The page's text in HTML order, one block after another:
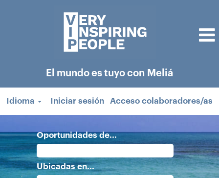
El mundo es tuyo con Meliá
Idioma Iniciar sesión Acceso colaboradores/as
Oportunidades de...
Ubicadas en...